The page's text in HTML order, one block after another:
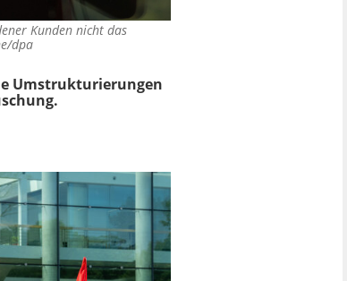
Kunden nicht das
dpa
Umstrukturierungen